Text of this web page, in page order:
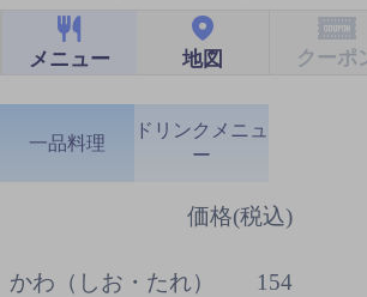
メニュー 地図 クーポ
一品料理
価格(税込)
かわ（しお・たれ）
154
ドリンクメニュ
ー